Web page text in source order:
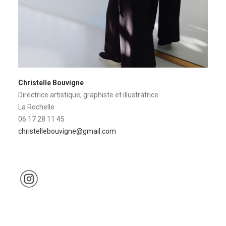
Christelle Bouvigne
Directrice artistique, graphiste et illustratrice
La Rochelle
06 17 28 11 45
christellebouvigne@gmail.com